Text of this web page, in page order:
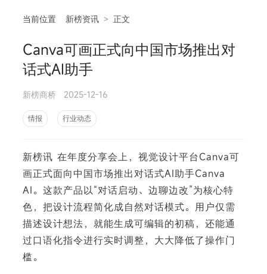
当前位置 新榜资讯 > 正文
Canva可画正式向中国市场推出对
话式AI助手
新榜商桥 2025-12-16
情报 行业动态
新榜讯 在年度分享会上，视觉设计平台Canva可
画正式面向中国市场推出对话式AI助手Canva
AI。这款产品以“对话启动、边聊边改”为核心特
色，把设计流程简化成自然对话模式。用户仅需
描述设计想法，就能生成可编辑的初稿，还能通
过口语化指令进行实时调整，大大降低了操作门
槛。